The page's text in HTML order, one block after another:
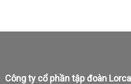
Công ty cổ phần tập đoàn Lorca